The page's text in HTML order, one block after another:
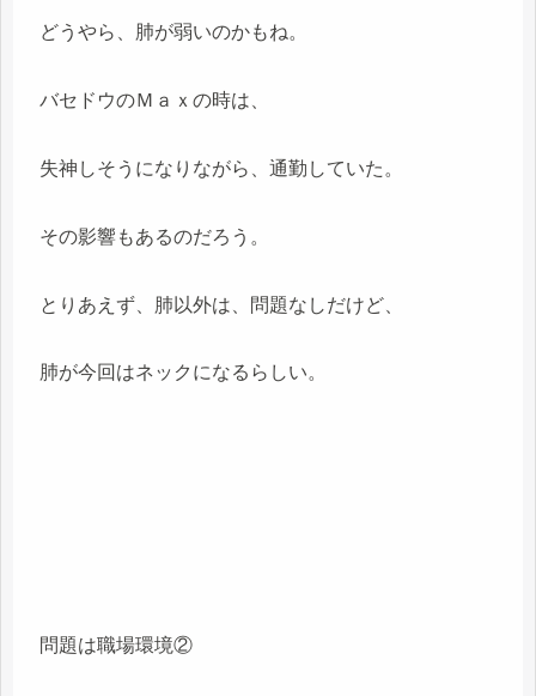
どうやら、肺が弱いのかもね。
バセドウのＭａｘの時は、
失神しそうになりながら、通勤していた。
その影響もあるのだろう。
とりあえず、肺以外は、問題なしだけど、
肺が今回はネックになるらしい。
問題は職場環境②